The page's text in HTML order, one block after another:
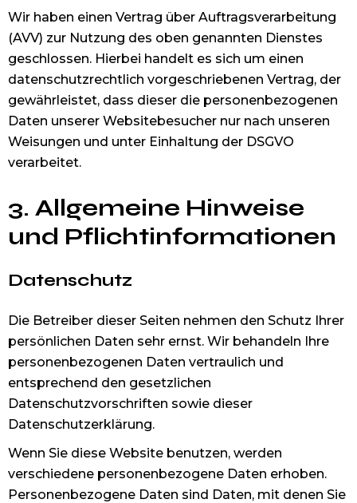
Wir haben einen Vertrag über Auftragsverarbeitung
(AVV) zur Nutzung des oben genannten Dienstes
geschlossen. Hierbei handelt es sich um einen
datenschutzrechtlich vorgeschriebenen Vertrag, der
gewährleistet, dass dieser die personenbezogenen
Daten unserer Websitebesucher nur nach unseren
Weisungen und unter Einhaltung der DSGVO
verarbeitet.
3. Allgemeine Hinweise
und Pflicht­informationen
Datenschutz
Die Betreiber dieser Seiten nehmen den Schutz Ihrer
persönlichen Daten sehr ernst. Wir behandeln Ihre
personenbezogenen Daten vertraulich und
entsprechend den gesetzlichen
Datenschutzvorschriften sowie dieser
Datenschutzerklärung.
Wenn Sie diese Website benutzen, werden
verschiedene personenbezogene Daten erhoben.
Personenbezogene Daten sind Daten, mit denen Sie